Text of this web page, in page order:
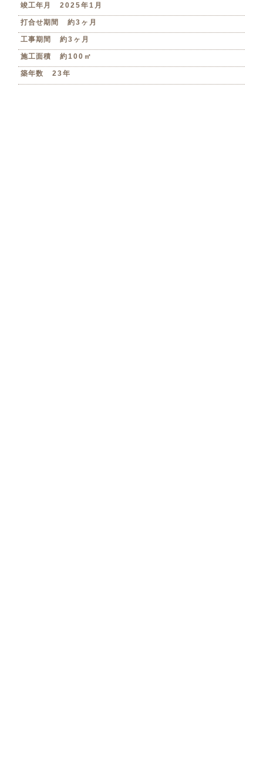
竣工年月 2025年1月
打合せ期間 約3ヶ月
工事期間 約3ヶ月
施工面積 約100㎡
築年数 23年